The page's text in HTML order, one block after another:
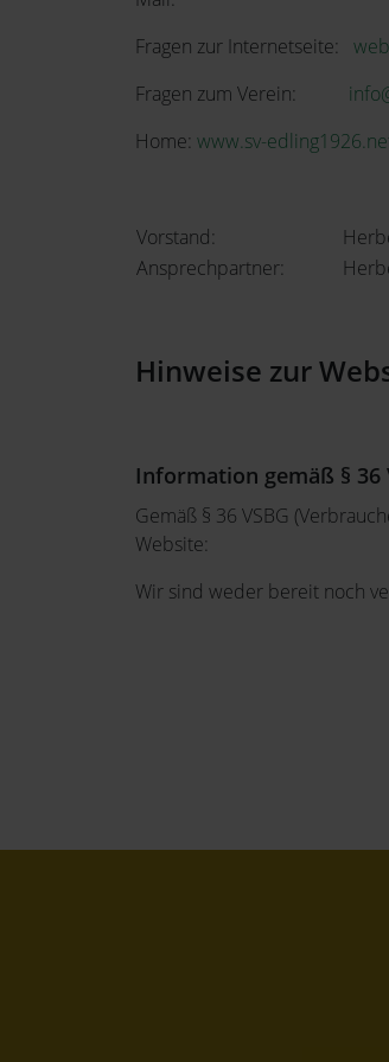
Fragen zur Internetseite:
Fragen zum Verein:
Home: www.sv-
Vorstand:
Ansprechpartner:
Hinweise zur
Information gemäß § 36
Gemäß § 36 VSBG
Website:
Wir sind weder bereit noch